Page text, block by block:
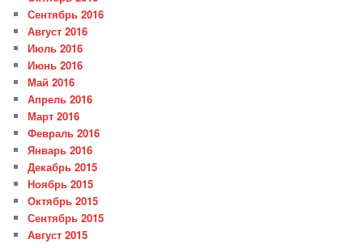
Сентябрь 2016
Август 2016
Июль 2016
Июнь 2016
Май 2016
Апрель 2016
Март 2016
Февраль 2016
Январь 2016
Декабрь 2015
Ноябрь 2015
Октябрь 2015
Сентябрь 2015
Август 2015